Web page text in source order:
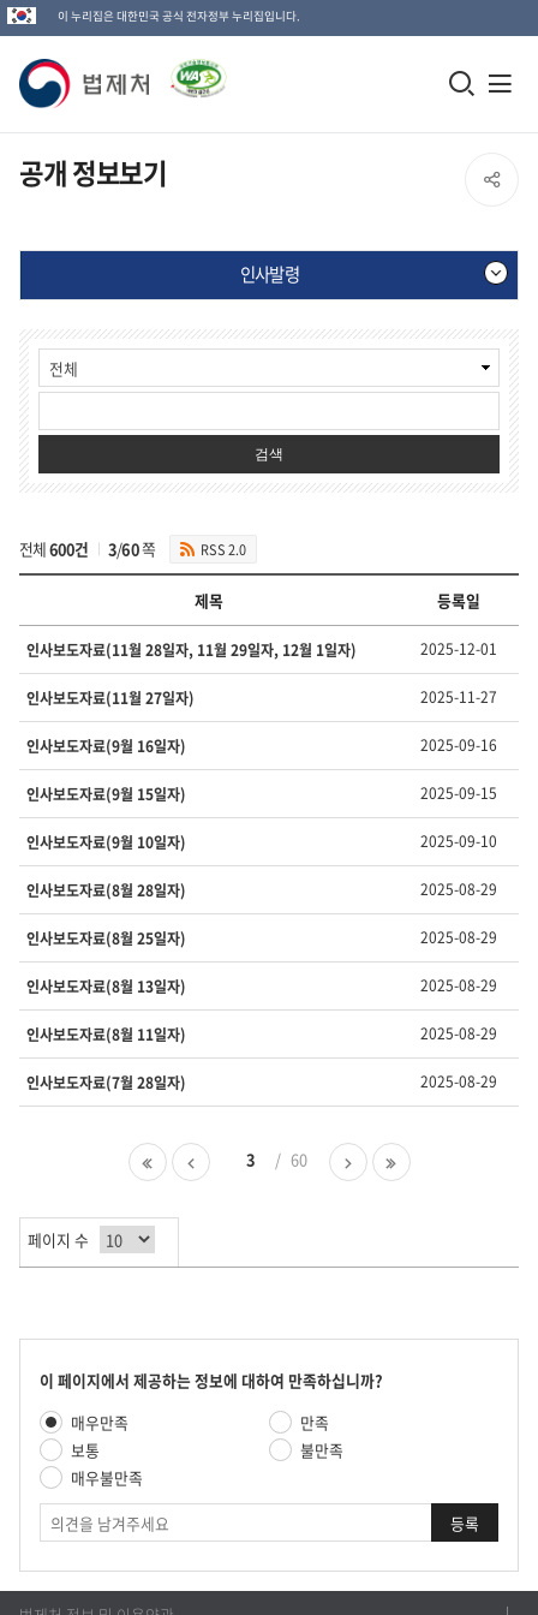
이 누리집은 대한민국 공식 전자정부 누리집입니다.
법
제
처
고
모
기
공개 정보보기 SNS
유
열
기
인사발령
공
개
정
보
보
기-
인
사
검
색
검색
전체600건 3/60쪽 RSS 2.0
사
발
령
의
번
호,
제
목,
담
당
부
서,
유
형,
등
록
일
회
니
다.
제목 등록일
인사보도자료(11월 28일자, 11월 29일자, 12월 1일자) 2025-12-01
인사보도자료(11월 27일자) 2025-11-27
인사보도자료(9월 16일자) 2025-09-16
인사보도자료(9월 15일자) 2025-09-15
인사보도자료(9월 10일자) 2025-09-10
인사보도자료(8월 28일자) 2025-08-29
인사보도자료(8월 25일자) 2025-08-29
인사보도자료(8월 13일자) 2025-08-29
인사보도자료(8월 11일자) 2025-08-29
인사보도자료(7월 28일자) 2025-08-29
첫
페
이
전
3 60
다
음
마
지
지
페이지 수
콘
츠
만
족
도
조
사
이 페이지에서 제공하는 정보에 대하여 만족하십니까?
만
족
도
평
가
매우만족
만족
보통
불만족
매우불만족
견